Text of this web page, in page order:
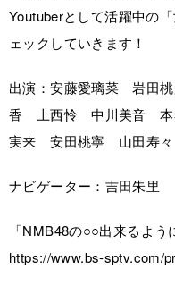
Youtuberとして活躍中の
ェックしていきます！
出演：安藤愛璃菜 岩田
香 上西怜 中川美音
実来 安田桃寧 山田寿
ナビゲーター：吉田朱里
「NMB48の○○出来るよう
https://www.bs-sptv.com/